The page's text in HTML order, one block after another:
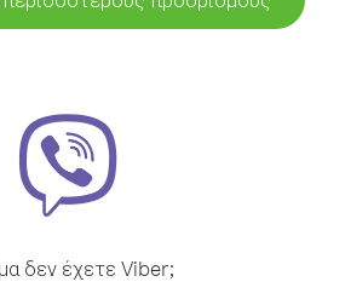
δεν έχετε Viber;